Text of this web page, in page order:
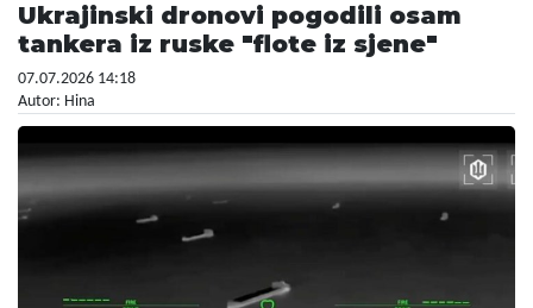
Ukrajinski dronovi pogodili osam
tankera iz ruske "flote iz sjene"
07.07.2026 14:18
Autor: Hina